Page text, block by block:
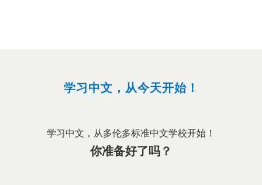
学习中文，从今天开始！
学习中文，从多伦多标准中文学校开始！
你准备好了吗？